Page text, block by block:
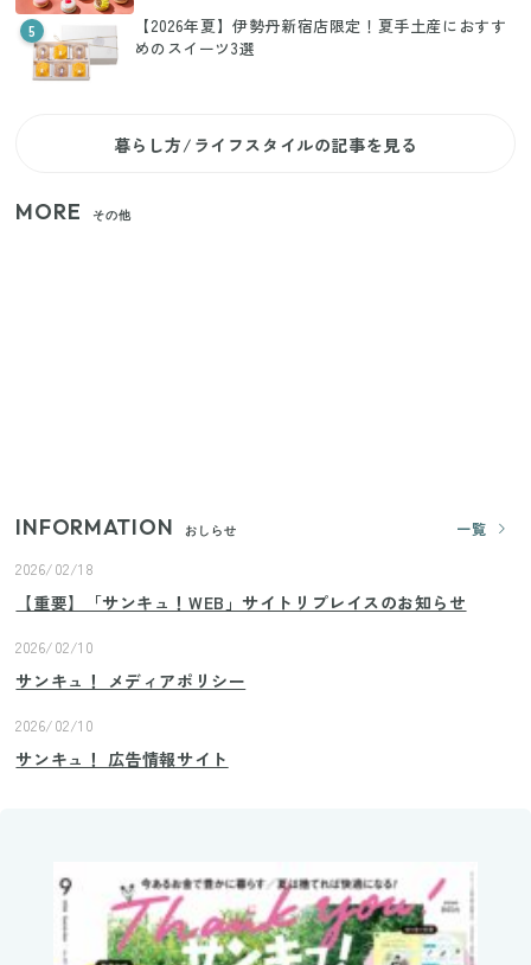
5
【2026年夏】伊勢丹新宿店限定！夏手土産におすす
めのスイーツ3選
暮らし方/ライフスタイルの記事を見る
MORE その他
INFORMATION おしらせ
一覧
2026/02/18
【重要】「サンキュ！WEB」サイトリプレイスのお知らせ
2026/02/10
サンキュ！ メディアポリシー
2026/02/10
サンキュ！ 広告情報サイト